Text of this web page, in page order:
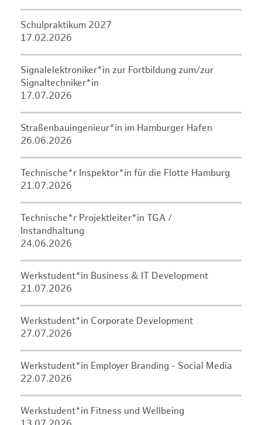
Schulpraktikum 2027
17.02.2026
Signalelektroniker*in zur Fortbildung zum/zur
Signaltechniker*in
17.07.2026
Straßenbauingenieur*in im Hamburger Hafen
26.06.2026
Technische*r Inspektor*in für die Flotte Hamburg
21.07.2026
Technische*r Projektleiter*in TGA /
Instandhaltung
24.06.2026
Werkstudent*in Business & IT Development
21.07.2026
Werkstudent*in Corporate Development
27.07.2026
Werkstudent*in Employer Branding - Social Media
22.07.2026
Werkstudent*in Fitness und Wellbeing